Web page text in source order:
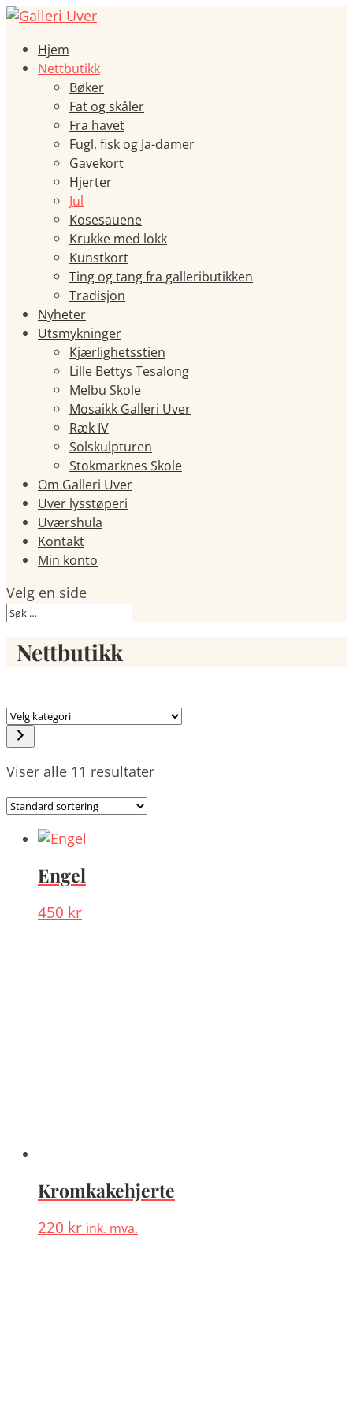
Hjem
Nettbutikk
Bøker
Fat og skåler
Fra havet
Fugl, fisk og Ja-damer
Gavekort
Hjerter
Jul
Kosesauene
Krukke med lokk
Kunstkort
Ting og tang fra galleributikken
Tradisjon
Nyheter
Utsmykninger
Kjærlighetsstien
Lille Bettys Tesalong
Melbu Skole
Mosaikk Galleri Uver
Ræk IV
Solskulpturen
Stokmarknes Skole
Om Galleri Uver
Uver lysstøperi
Uværshula
Kontakt
Min konto
Velg en side
Nettbutikk
Velg
kategori
Viser alle 11 resultater
Produktsortering
Engel
450 kr
Kromkakehjerte
220 kr ink. mva.